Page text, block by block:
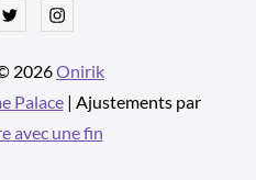
TwitterInstagram
2026Onirik
Palace| Ajustements par
avec une fin